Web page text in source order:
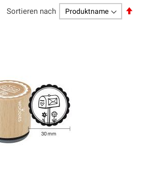
Sortieren nach